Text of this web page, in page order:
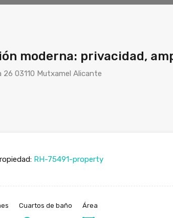
moderna: privacidad,
26 03110 Mutxamel Alicante
RH-75491-property
Cuartos de baño Área